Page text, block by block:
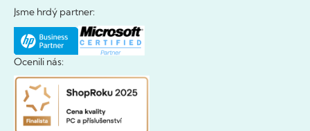
Jsme hrdý partner:
Ocenili nás: